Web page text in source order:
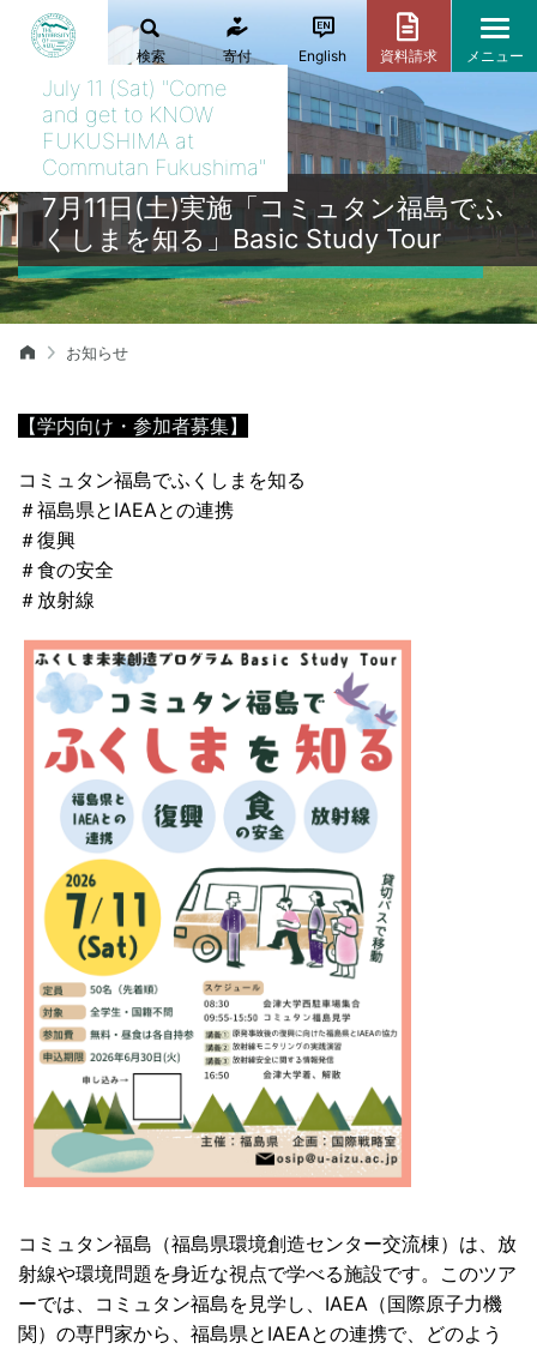
検索 寄付 English 資料請求 メニュー
7月11日(土)実施「コミュタン福島でふ
くしまを知る」Basic Study Tour
July 11 (Sat) "Come
and get to KNOW
FUKUSHIMA at
Commutan Fukushima"
お知らせ
【学内向け・参加者募集】
コミュタン福島でふくしまを知る
＃福島県とIAEAとの連携
＃復興
＃食の安全
＃放射線
コミュタン福島（福島県環境創造センター交流棟）は、放
射線や環境問題を身近な視点で学べる施設です。このツア
ーでは、コミュタン福島を見学し、IAEA（国際原子力機
関）の専門家から、福島県とIAEAとの連携で、どのよう